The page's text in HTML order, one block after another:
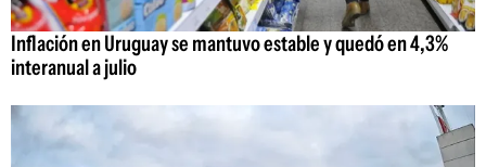
Inflación en Uruguay se mantuvo estable y quedó en 4,3%
interanual a julio